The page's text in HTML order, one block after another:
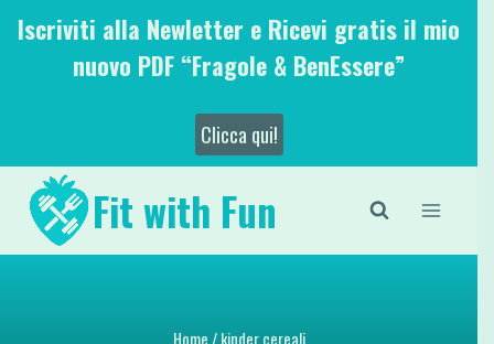
SaltaIscriviti alla Newletter e Ricevi gratis il mio
nuovo PDF “Fragole & BenEssere”
Clicca qui!
Fit with Fun
Home/ kinder cereali